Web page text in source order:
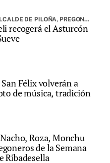
IVÁN ALLENDE, ALCALDE DE PILOÑA, PREGONARÁ LA FIESTA
recogerá el Asturcón
Félix volverán a
de música, tradición
Roza, Monchu
de la Semana
Ribadesella